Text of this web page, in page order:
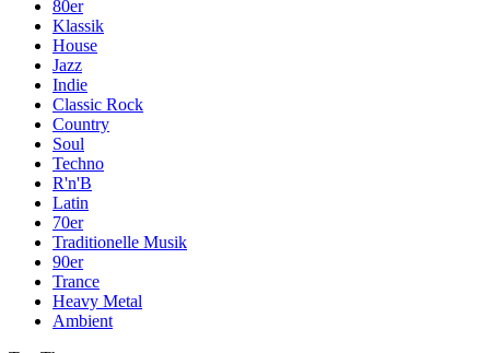
80er
Klassik
House
Jazz
Indie
Classic Rock
Country
Soul
Techno
R'n'B
Latin
70er
Traditionelle Musik
90er
Trance
Heavy Metal
Ambient